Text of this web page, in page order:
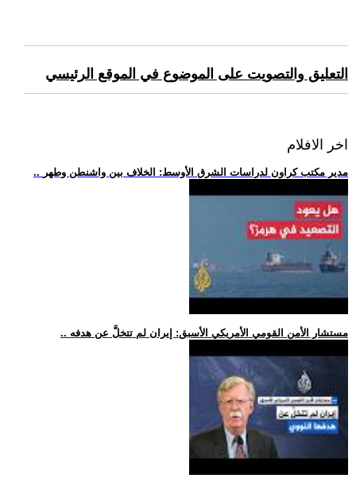
التعليق والتصويت على الموضوع في الموقع الرئيسي
اخر الافلام
.. مدير مكتب كراون لدراسات الشرق الأوسط: الخلاف بين واشنطن وطهر
.. مستشار الأمن القومي الأمريكي الأسبق: إيران لم تتخلَّ عن هدفه